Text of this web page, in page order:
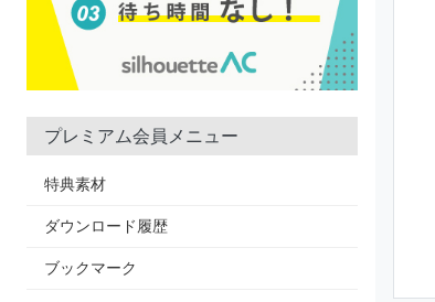
プレミアム会員メニュー
特典素材
ダウンロード履歴
ブックマーク